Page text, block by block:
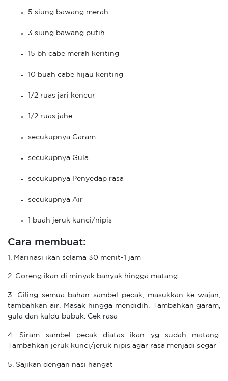
5 siung bawang merah
3 siung bawang putih
15 bh cabe merah keriting
10 buah cabe hijau keriting
1/2 ruas jari kencur
1/2 ruas jahe
secukupnya Garam
secukupnya Gula
secukupnya Penyedap rasa
secukupnya Air
1 buah jeruk kunci/nipis
Cara membuat:
1. Marinasi ikan selama 30 menit-1 jam
2. Goreng ikan di minyak banyak hingga matang
3. Giling semua bahan sambel pecak, masukkan ke wajan,
tambahkan air. Masak hingga mendidih. Tambahkan garam,
gula dan kaldu bubuk. Cek rasa
4. Siram sambel pecak diatas ikan yg sudah matang.
Tambahkan jeruk kunci/jeruk nipis agar rasa menjadi segar
5. Sajikan dengan nasi hangat